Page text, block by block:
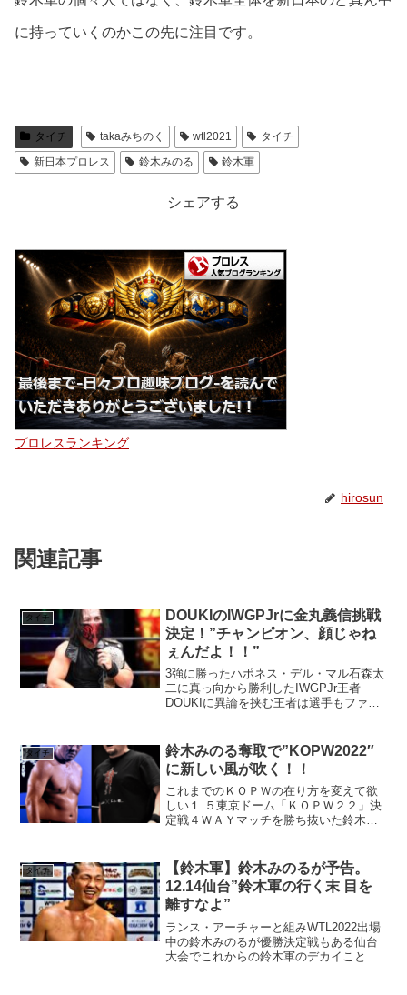
に持っていくのかこの先に注目です。
タイチ takaみちのく wtl2021
タイチ
新日本プロレス
鈴木みのる 鈴木軍
シェアする
プロレスランキング
hirosun
関連記事
タイチ
DOUKIのIWGPJrに金丸義信挑戦
決定！”チャンピオン、顔じゃね
ぇんだよ！！”
3強に勝ったハポネス・デル・マル石森太
二に真っ向から勝利したIWGPJr王者
DOUKIに異論を挟む王者は選手もファン
ルで勝てる選手なんてまずいません。し
かし、かつての...
タイチ
鈴木みのる奪取で”KOPW2022″
に新しい風が吹く！！
これまでのＫＯＰＷの在り方を変えて欲
しい１.５東京ドーム「ＫＯＰＷ２２」決
定戦４ＷＡＹマッチを勝ち抜いた鈴木み
野をピンフォール）決着後、矢野通が鈴
木を手錠でトッ...
タイチ
【鈴木軍】鈴木みのるが予告。
12.14仙台”鈴木軍の行く末 目を
離すなよ”
ランス・アーチャーと組みWTL2022出場
中の鈴木みのるが優勝決定戦もある仙台
大会でこれからの鈴木軍のデカイことを